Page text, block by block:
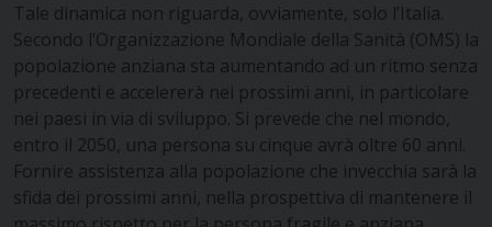
Tale dinamica non riguarda, ovviamente, solo l’Italia.
Secondo l’Organizzazione Mondiale della Sanità (OMS) la
popolazione anziana sta aumentando ad un ritmo senza
precedenti e accelererà nei prossimi anni, in particolare
nei paesi in via di sviluppo. Si prevede che nel mondo,
entro il 2050, una persona su cinque avrà oltre 60 anni.
Fornire assistenza alla popolazione che invecchia sarà la
sfida dei prossimi anni, nella prospettiva di mantenere il